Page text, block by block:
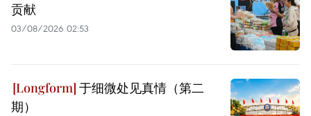
贡献
03/08/2026 02:53
于细微处见真情（第二
期）